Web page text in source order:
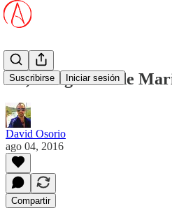
Suscribirse Iniciar sesión
No, el vigilante de
David Osorio
ago 04, 2016
Compartir